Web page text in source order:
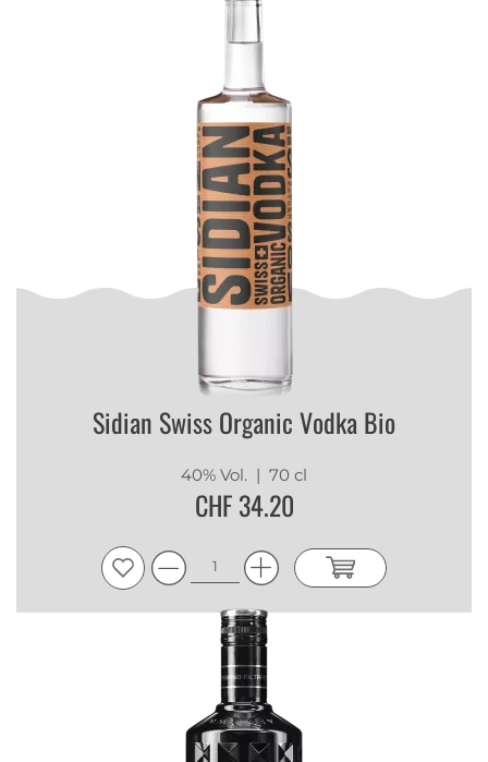
Sidian Swiss Organic Vodka Bio
40% Vol. | 70 cl
CHF 34.20